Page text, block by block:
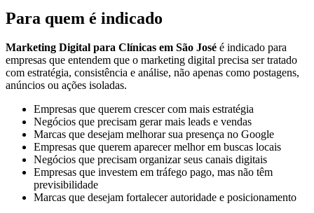
Para quem é indicado
Marketing Digital para Clínicas em São José é indicado para
empresas que entendem que o marketing digital precisa ser tratado
com estratégia, consistência e análise, não apenas como postagens,
anúncios ou ações isoladas.
Empresas que querem crescer com mais estratégia
Negócios que precisam gerar mais leads e vendas
Marcas que desejam melhorar sua presença no Google
Empresas que querem aparecer melhor em buscas locais
Negócios que precisam organizar seus canais digitais
Empresas que investem em tráfego pago, mas não têm
previsibilidade
Marcas que desejam fortalecer autoridade e posicionamento